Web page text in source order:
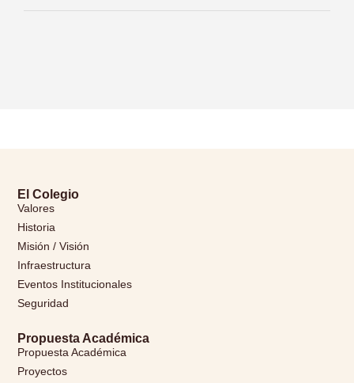
El Colegio
Valores
Historia
Misión / Visión
Infraestructura
Eventos Institucionales
Seguridad
Propuesta Académica
Propuesta Académica
Proyectos